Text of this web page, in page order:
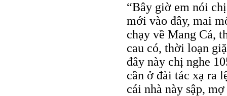
“Bây giờ em nói
mới vào đây, mai
chạy về Mang Cá,
cau có, thời loạn
đây này chị nghe
cần ở đài tác xạ ra
cái nhà này sập,